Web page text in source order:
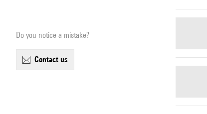
Do you notice a mistake?
contact us